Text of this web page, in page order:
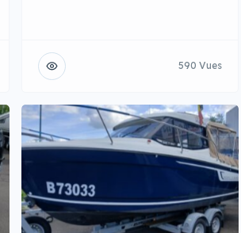
590 Vues